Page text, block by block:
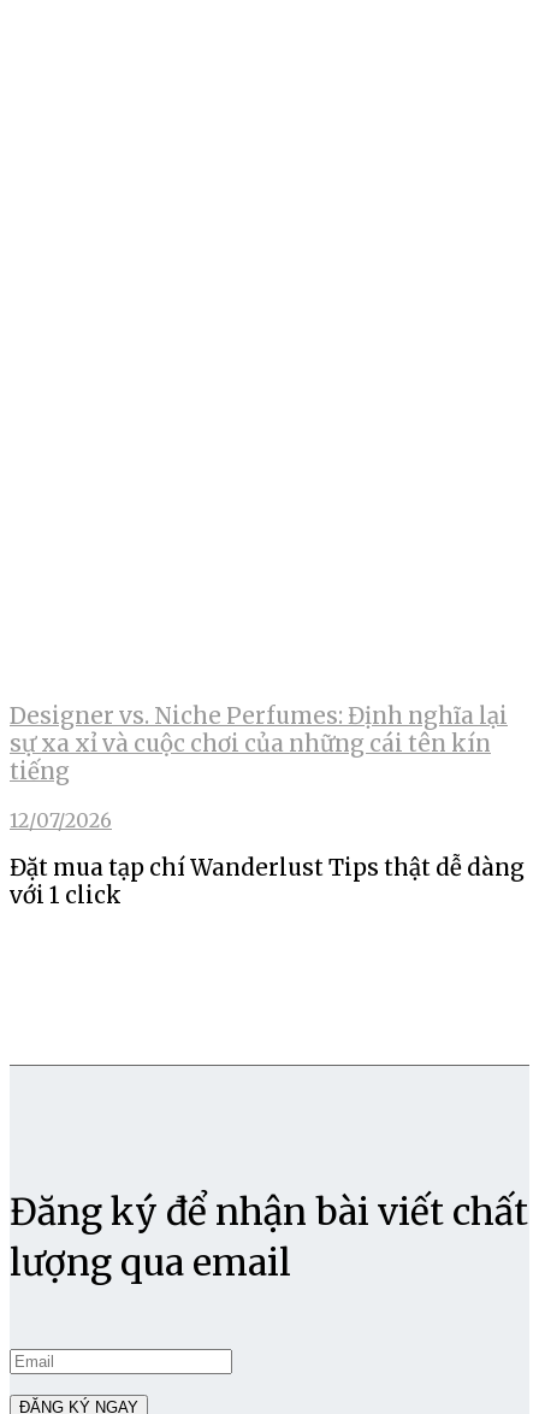
Designer vs. Niche Perfumes: Định nghĩa lại
sự xa xỉ và cuộc chơi của những cái tên kín
tiếng
12/07/2026
Đặt mua tạp chí Wanderlust Tips thật dễ dàng
với 1 click
Đăng ký để nhận bài viết chất
lượng qua email